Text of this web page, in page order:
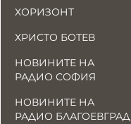
ХОРИЗОНТ
ХРИСТО БОТЕВ
НОВИНИТЕ НА
РАДИО СОФИЯ
НОВИНИТЕ НА
РАДИО БЛАГОЕВГРАД